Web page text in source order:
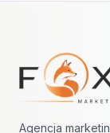
Nawigacja w
Agencja